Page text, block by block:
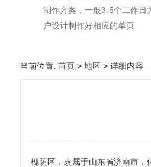
制作方案，一般3-5个工作日
户设计制作好相应的单页
当前位置: 首页> 地区> 详细内容
槐荫区，隶属于山东省济南市